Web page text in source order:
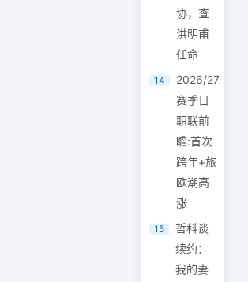
协，查
洪明甫
任命
14
2026/27
赛季日
职联前
瞻:首次
跨年+旅
欧潮高
涨
15
哲科谈
续约：
我的妻